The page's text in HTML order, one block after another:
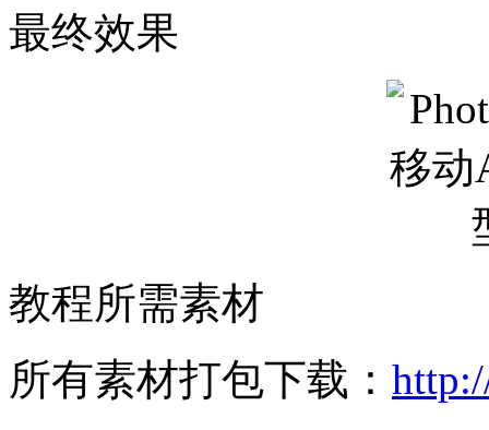
最终效果
教程所需素材
所有素材打包下载：